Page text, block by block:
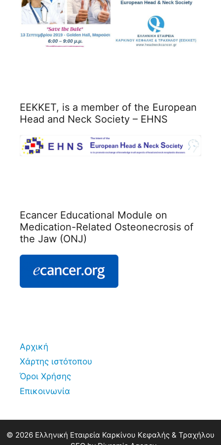
ΕΕΚΚΕΤ, is a member of the European
Head and Neck Society – EHNS
Ecancer Educational Module on
Medication-Related Osteonecrosis of
the Jaw (ONJ)
Αρχική
Χάρτης ιστότοπου
Όροι Χρήσης
Επικοινωνία
© 2026 Ελληνική Εταιρεία Καρκίνου Κεφαλής & Τραχήλου